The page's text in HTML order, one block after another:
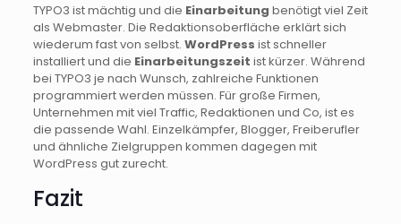
TYPO3 ist mächtig und die Einarbeitung benötigt viel Zeit
als Webmaster. Die Redaktionsoberfläche erklärt sich
wiederum fast von selbst. WordPress ist schneller
installiert und die Einarbeitungszeit ist kürzer. Während
bei TYPO3 je nach Wunsch, zahlreiche Funktionen
programmiert werden müssen. Für große Firmen,
Unternehmen mit viel Traffic, Redaktionen und Co, ist es
die passende Wahl. Einzelkämpfer, Blogger, Freiberufler
und ähnliche Zielgruppen kommen dagegen mit
WordPress gut zurecht.
Fazit